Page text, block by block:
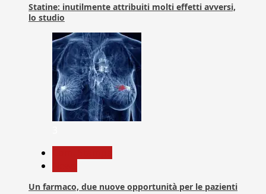
Statine: inutilmente attribuiti molti effetti avversi,
lo studio
Un farmaco, due nuove opportunità per le pazienti